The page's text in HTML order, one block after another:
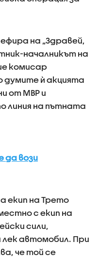
на „Здравей,
началникът на
комисар
думите ѝ акцията
от МВР и
линия на пътната
да вози
екип на Трето
с екип на
сили,
автомобил. При
че той се